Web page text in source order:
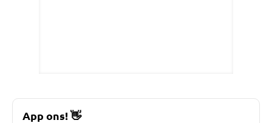
App ons!👋